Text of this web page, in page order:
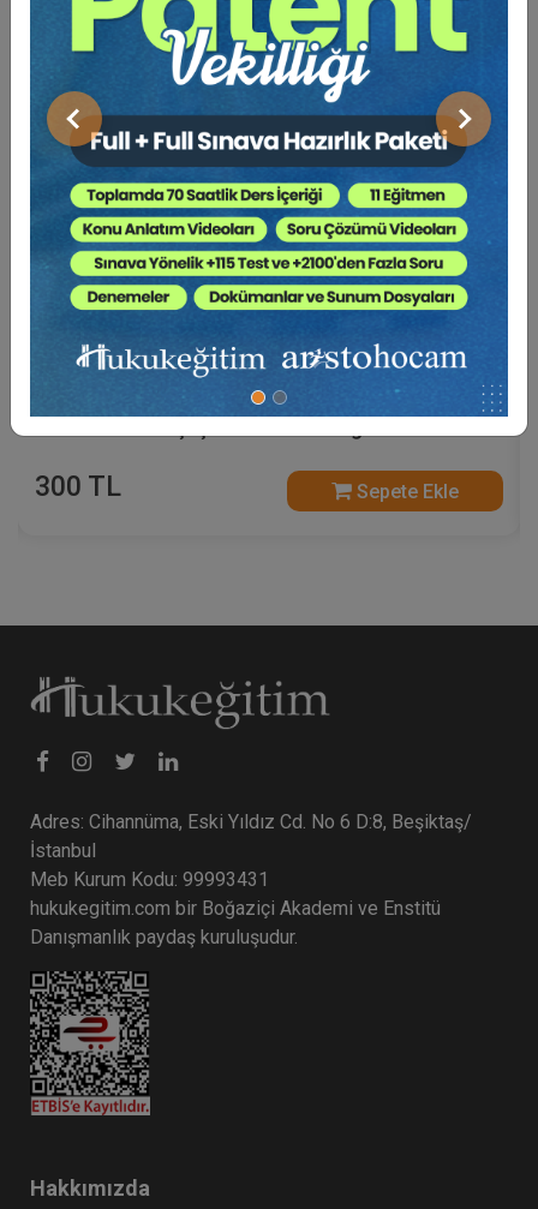
Önceki Sonraki
Atilla GÜNDOĞAN
Yeni Düzenlemeler Işığında İcra Hukukunda
300 TL Sepete Ekle
Adres: Cihannüma, Eski Yıldız Cd. No 6 D:8, Beşiktaş/
İstanbul
Meb Kurum Kodu: 99993431
hukukegitim.com bir Boğaziçi Akademi ve Enstitü
Danışmanlık paydaş kuruluşudur.
Hakkımızda